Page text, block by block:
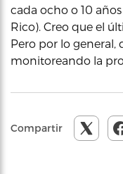
cada ocho o 10
Rico). Creo que el
Pero por lo general,
monitoreando la
Compartir